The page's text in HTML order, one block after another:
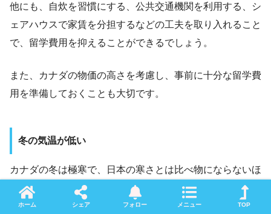
他にも、自炊を習慣にする、公共交通機関を利用する、シ
ェアハウスで家賃を分担するなどの工夫を取り入れること
で、留学費用を抑えることができるでしょう。
また、カナダの物価の高さを考慮し、事前に十分な留学費
用を準備しておくことも大切です。
冬の気温が低い
カナダの冬は極寒で、日本の寒さとは比べ物にならないほ
どの低温が続く地域も多くあります。
ホーム シェア フォロー メニュー TOP